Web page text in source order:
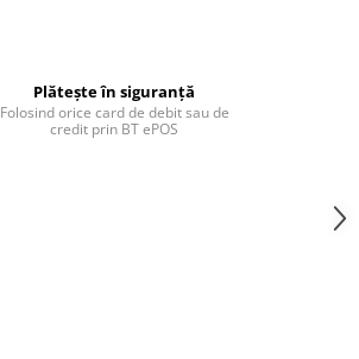
Plătește în siguranță
Folosind orice card de debit sau de
credit prin BT ePOS